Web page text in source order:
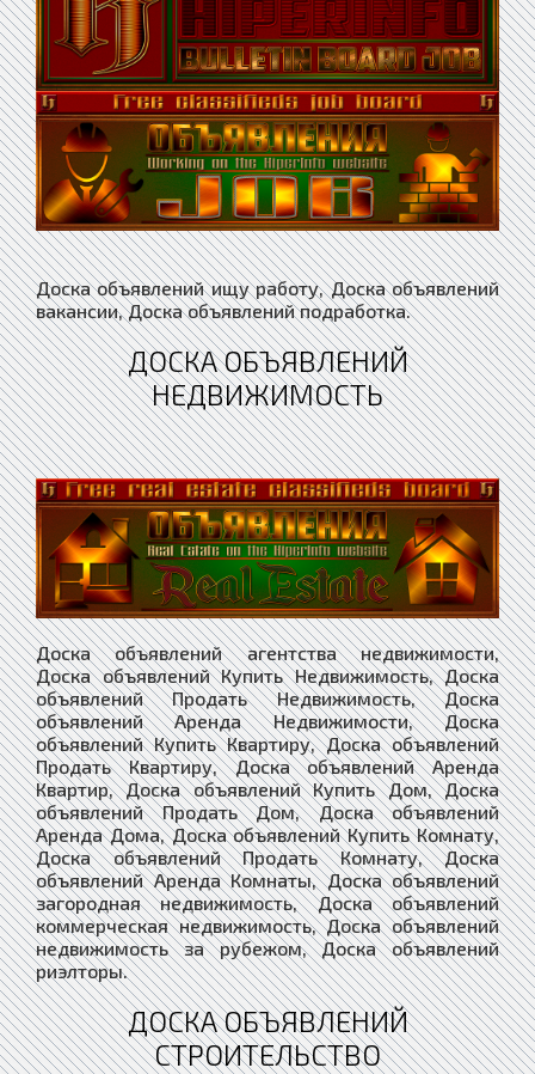
Доска объявлений ищу работу, Доска объявлений
вакансии, Доска объявлений подработка.
ДОСКА ОБЪЯВЛЕНИЙ
НЕДВИЖИМОСТЬ
Доска объявлений агентства недвижимости,
Доска объявлений Купить Недвижимость, Доска
объявлений Продать Недвижимость, Доска
объявлений Аренда Недвижимости, Доска
объявлений Купить Квартиру, Доска объявлений
Продать Квартиру, Доска объявлений Аренда
Квартир, Доска объявлений Купить Дом, Доска
объявлений Продать Дом, Доска объявлений
Аренда Дома, Доска объявлений Купить Комнату,
Доска объявлений Продать Комнату, Доска
объявлений Аренда Комнаты, Доска объявлений
загородная недвижимость, Доска объявлений
коммерческая недвижимость, Доска объявлений
недвижимость за рубежом, Доска объявлений
риэлторы.
ДОСКА ОБЪЯВЛЕНИЙ
СТРОИТЕЛЬСТВО